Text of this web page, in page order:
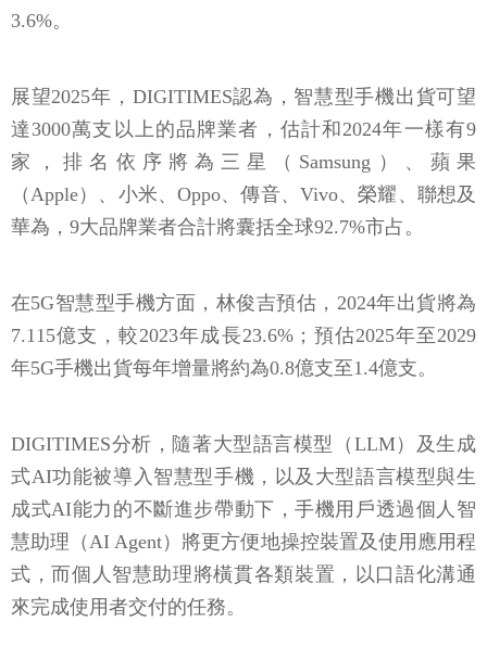
3.6%。
展望2025年，DIGITIMES認為，智慧型手機出貨可望
達3000萬支以上的品牌業者，估計和2024年一樣有9
家，排名依序將為三星（Samsung）、蘋果
（Apple）、小米、Oppo、傳音、Vivo、榮耀、聯想及
華為，9大品牌業者合計將囊括全球92.7%市占。
在5G智慧型手機方面，林俊吉預估，2024年出貨將為
7.115億支，較2023年成長23.6%；預估2025年至2029
年5G手機出貨每年增量將約為0.8億支至1.4億支。
DIGITIMES分析，隨著大型語言模型（LLM）及生成
式AI功能被導入智慧型手機，以及大型語言模型與生
成式AI能力的不斷進步帶動下，手機用戶透過個人智
慧助理（AI Agent）將更方便地操控裝置及使用應用程
式，而個人智慧助理將橫貫各類裝置，以口語化溝通
來完成使用者交付的任務。